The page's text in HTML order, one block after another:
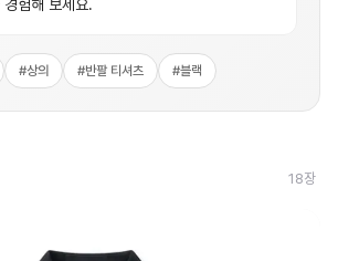
험해 보세요.
#상의 #반팔 티셔츠 #블랙
18장